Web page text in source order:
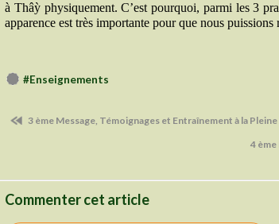
à Thâỳ physiquement. C’est pourquoi, parmi les 3
apparence est très importante pour que nous
#Enseignements
3 ème Message, Témoignages et Entraînement à la
4
Commenter cet article